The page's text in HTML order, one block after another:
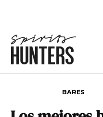
BARES